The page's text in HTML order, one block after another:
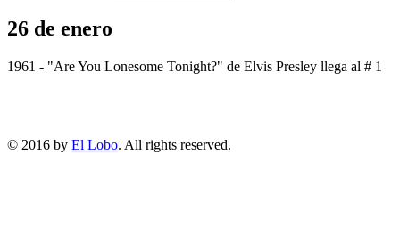
26 de enero
1961 - "Are You Lonesome Tonight?" de Elvis Presley llega al # 1
© 2016 by El Lobo. All rights reserved.